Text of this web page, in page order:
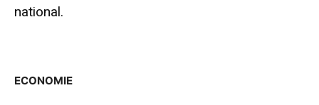
national.
ECONOMIE